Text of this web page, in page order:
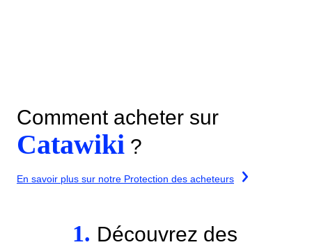
Comment acheter sur
Catawiki ?
En savoir plus sur notre Protection des acheteurs
1. Découvrez des